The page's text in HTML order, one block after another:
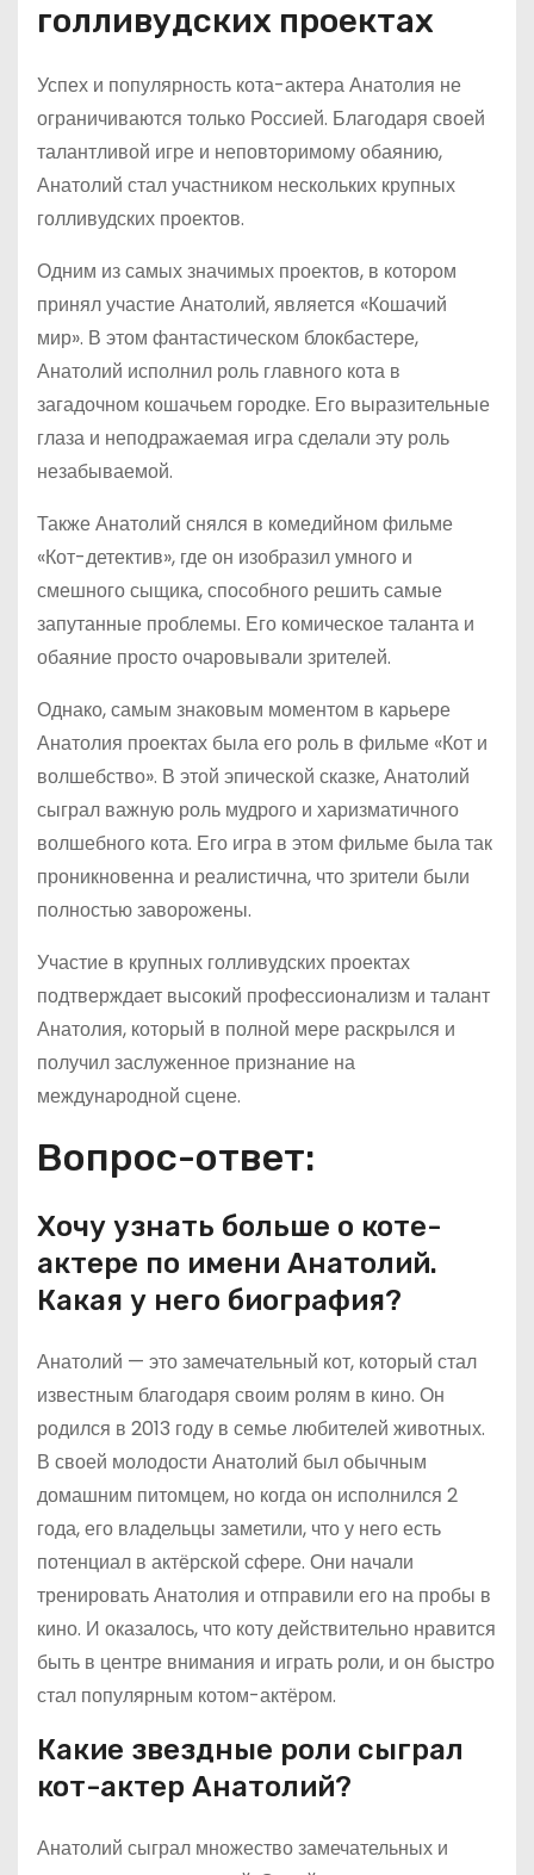
голливудских проектах
Успех и популярность кота-актера Анатолия не
ограничиваются только Россией. Благодаря своей
талантливой игре и неповторимому обаянию,
Анатолий стал участником нескольких крупных
голливудских проектов.
Одним из самых значимых проектов, в котором
принял участие Анатолий, является «Кошачий
мир». В этом фантастическом блокбастере,
Анатолий исполнил роль главного кота в
загадочном кошачьем городке. Его выразительные
глаза и неподражаемая игра сделали эту роль
незабываемой.
Также Анатолий снялся в комедийном фильме
«Кот-детектив», где он изобразил умного и
смешного сыщика, способного решить самые
запутанные проблемы. Его комическое таланта и
обаяние просто очаровывали зрителей.
Однако, самым знаковым моментом в карьере
Анатолия проектах была его роль в фильме «Кот и
волшебство». В этой эпической сказке, Анатолий
сыграл важную роль мудрого и харизматичного
волшебного кота. Его игра в этом фильме была так
проникновенна и реалистична, что зрители были
полностью заворожены.
Участие в крупных голливудских проектах
подтверждает высокий профессионализм и талант
Анатолия, который в полной мере раскрылся и
получил заслуженное признание на
международной сцене.
Вопрос-ответ:
Хочу узнать больше о коте-
актере по имени Анатолий.
Какая у него биография?
Анатолий — это замечательный кот, который стал
известным благодаря своим ролям в кино. Он
родился в 2013 году в семье любителей животных.
В своей молодости Анатолий был обычным
домашним питомцем, но когда он исполнился 2
года, его владельцы заметили, что у него есть
потенциал в актёрской сфере. Они начали
тренировать Анатолия и отправили его на пробы в
кино. И оказалось, что коту действительно нравится
быть в центре внимания и играть роли, и он быстро
стал популярным котом-актёром.
Какие звездные роли сыграл
кот-актер Анатолий?
Анатолий сыграл множество замечательных и